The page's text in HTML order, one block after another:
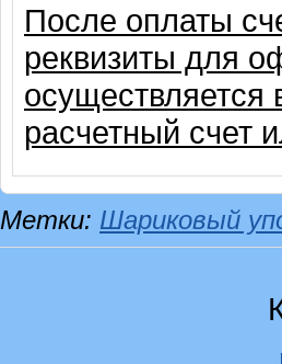
После оплаты
реквизиты для
осуществляется
расчетный счет
Метки: Шариковый